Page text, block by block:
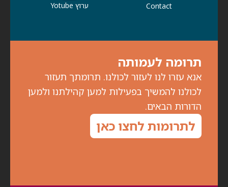
תרומה לעמותה
אנא עזרו לנו לעזור לכולנו. תרומתך תעזור
לכולנו להמשיך בפעילות למען קהילתנו ולמען
הדורות הבאים.
לתרומות לחצו כאן
Contact ערוץ Yotube